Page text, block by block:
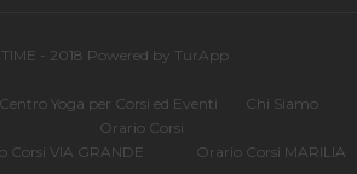
- 2018 Powered by TurApp
Yoga per Corsi ed Eventi Chi Siamo
Orario Corsi
Corsi VIA GRANDE
Orario Corsi MARILIA